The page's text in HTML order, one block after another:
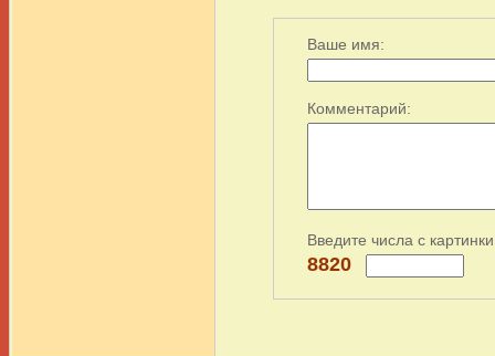
Ваше имя:
Комментарий:
Введите числа с
8820